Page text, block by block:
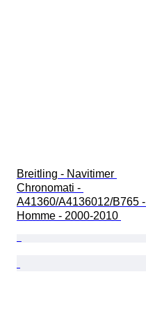
Breitling - Navitimer
Chronomati -
A41360/A4136012/B765 -
Homme - 2000-2010